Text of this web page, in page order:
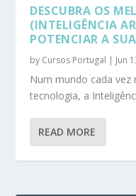
DESCUBRA OS
(INTELIGÊNCIA
POTENCIAR A
by Cursos Portugal | Jun
Num mundo cada
tecnologia, a
READ MORE